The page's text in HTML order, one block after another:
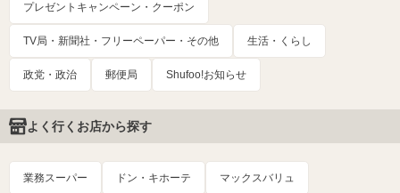
プレゼントキャンペーン・クーポン
TV局・新聞社・フリーペーパー・その他 生活・くらし
政党・政治 郵便局 Shufoo!お知らせ
よく行くお店から探す
業務スーパー ドン・キホーテ マックスバリュ